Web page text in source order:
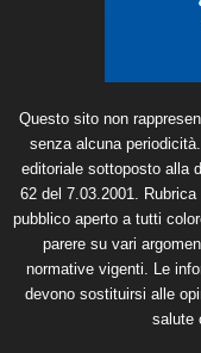
Questo sito non
senza alcuna
editoriale sottoposto alla
62 del 7.03.2001.
pubblico aperto a tutti
parere su vari
normative vigenti. Le
devono sostituirsi alle
salute